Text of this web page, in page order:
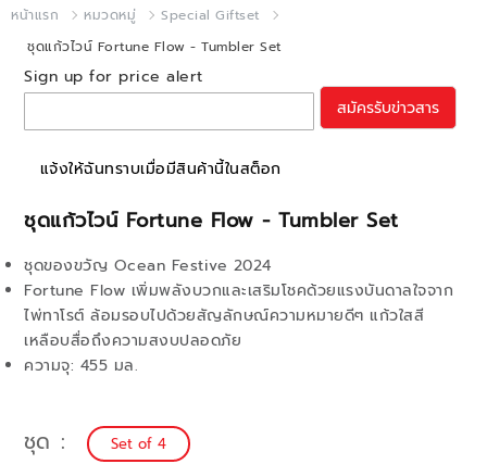
หน้าแรก หมวดหมู่
Special Giftset
ชุดแก้วไวน์ Fortune Flow - Tumbler Set
ชุดแก้วไวน์ Fortune Flow - Tumbler Set
ชุดของขวัญ Ocean Festive 2024
Fortune Flow เพิ่มพลังบวกและเสริมโชคด้วยแรงบันดาลใจจาก
ไพ่ทาโรต์ ล้อมรอบไปด้วยสัญลักษณ์ความหมายดีๆ แก้วใสสี
เหลือบสื่อถึงความสงบปลอดภัย
ความจุ: 455 มล.
Sign up for price alert
สมัครรับข่าวสาร
แจ้งให้ฉันทราบเมื่อมีสินค้านี้ในสต็อก
ชุด Set of 4